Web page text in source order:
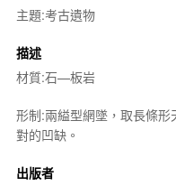
主題:考古遺物
描述
材質:石—板岩
形制:兩縊型網墜，取長條
對的凹缺。
出版者